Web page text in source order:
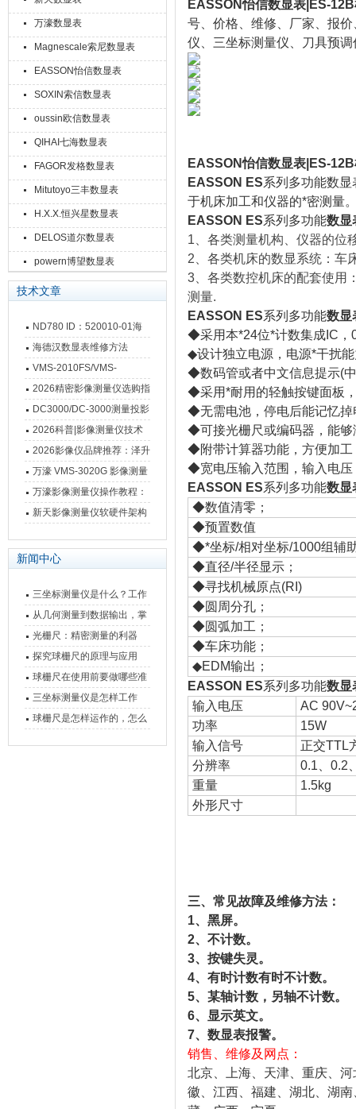
万濠数显表
Magnescale索尼数显表
EASSON怡信数显表
SOXIN索信数显表
oussin欧信数显表
QIHAI七海数显表
FAGOR发格数显表
Mitutoyo三丰数显表
H.X.X.恒兴星数显表
DELOS道尔数显表
powern博望数显表
技术文章
ND780 ID：520010-01海
德汉数显表故障维修内容
海德汉数显表维修方法
VMS-2010FS/VMS-
3020FS/VMS-4030FS手动
影像测量仪技术参数
2026精密影像测量仪选购指
南 靠谱品牌一站式选型推荐
DC3000/DC-3000测量投影
仪万濠数据处理器数显表故
障维修方法
2026科普|影像测量仪技术
原理、分类及选型应用
2026影像仪品牌推荐：泽升
影像测量仪选型指南
万濠 VMS-3020G 影像测量
仪技术规格与应用解析
万濠影像测量仪操作教程：
从开机到出报告，新手也能
新天影像测量仪软硬件架构
新闻中心
三坐标测量仪是什么？工作
原理、分类与核心功能一次
讲清
从几何测量到数据输出，掌
握万濠影像测量仪的六大核
心能力
光栅尺：精密测量的利器
探究球栅尺的原理与应用
球栅尺在使用前要做哪些准
备工作？
三坐标测量仪是怎样工作
的，功能有什么优势？
球栅尺是怎样运作的，怎么
EASSON怡信数显表|ES-
号、价格、维修、厂家、报
仪、三坐标测量仪、刀具预
EASSON怡信数显表|ES-
EASSON ES系列多功能数
于机床加工和仪器的*密测量
EASSON ES系列多功能数显
1、各类测量机构、仪器的位
2、各类机床的数显系统：车
3、各类数控机床的配套使用
测量.
EASSON ES系列多功能数显
◆采用本*24位*计数集成IC，
◆设计独立电源，电源*干扰
◆数码管或者中文信息提示(
◆采用*耐用的轻触按键面板
◆无需电池，停电后能记忆掉
◆可接光栅尺或编码器，能够
◆附带计算器功能，方便加工
◆宽电压输入范围，输入电压
EASSON ES系列多功能数显
◆数值清零；
◆预置数值
◆*坐标/相对坐标/1000组辅
◆直径/半径显示；
◆寻找机械原点(RI)
◆圆周分孔；
◆圆弧加工；
◆车床功能；
◆EDM输出；
EASSON ES系列多功能数显
输入电压
AC
功率
15W
输入信号
正交TTL
分辨率
0.1、0.2
重量
1.5kg
外形尺寸
三、常见故障及维修方法：
1、黑屏。
2、不计数。
3、按键失灵。
4、有时计数有时不计数。
5、某轴计数，另轴不计数。
6、显示英文。
7、数显表报警。
销售、维修及网点：
北京、上海、天津、重庆、
徽、江西、福建、湖北、湖